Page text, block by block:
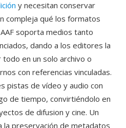
y necesitan conservar
compleja qué los formatos
soporta medios tanto
dando a los editores la
en un solo archivo o
con referencias vinculadas.
pistas de vídeo y audio con
de tiempo, convirtiéndolo en
de difusion y cine. Un
preservación de metadatos